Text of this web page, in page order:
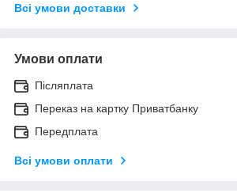
Всі умови доставки
Умови оплати
Післяплата
Переказ на картку Приватбанку
Передплата
Всі умови оплати